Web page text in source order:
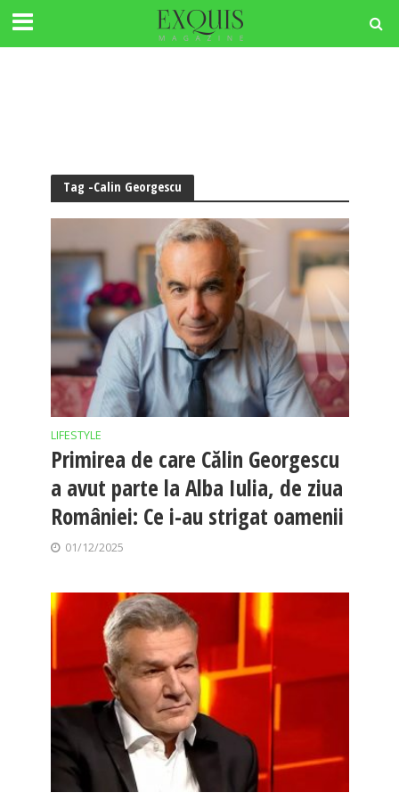
Tag -Calin Georgescu
LIFESTYLE
Primirea de care Călin Georgescu
a avut parte la Alba Iulia, de ziua
României: Ce i-au strigat oamenii
01/12/2025